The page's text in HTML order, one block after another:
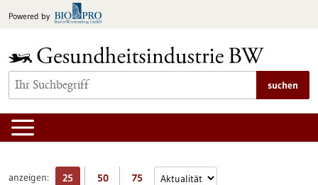
Inhalt
Powered by
suchen
anzeigen: 25 50 75